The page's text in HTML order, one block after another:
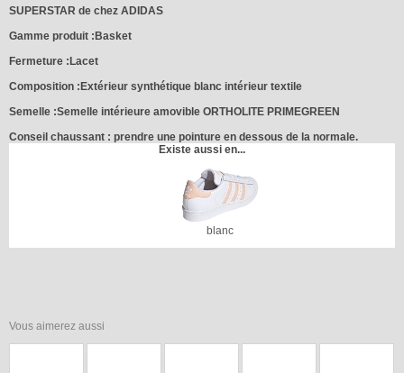
SUPERSTAR de chez ADIDAS
Gamme produit :Basket
Fermeture :Lacet
Composition :Extérieur synthétique blanc intérieur textile
Semelle :Semelle intérieure amovible ORTHOLITE PRIMEGREEN
Conseil chaussant : prendre une pointure en dessous de la normale.
Existe aussi en...
blanc
Vous aimerez aussi